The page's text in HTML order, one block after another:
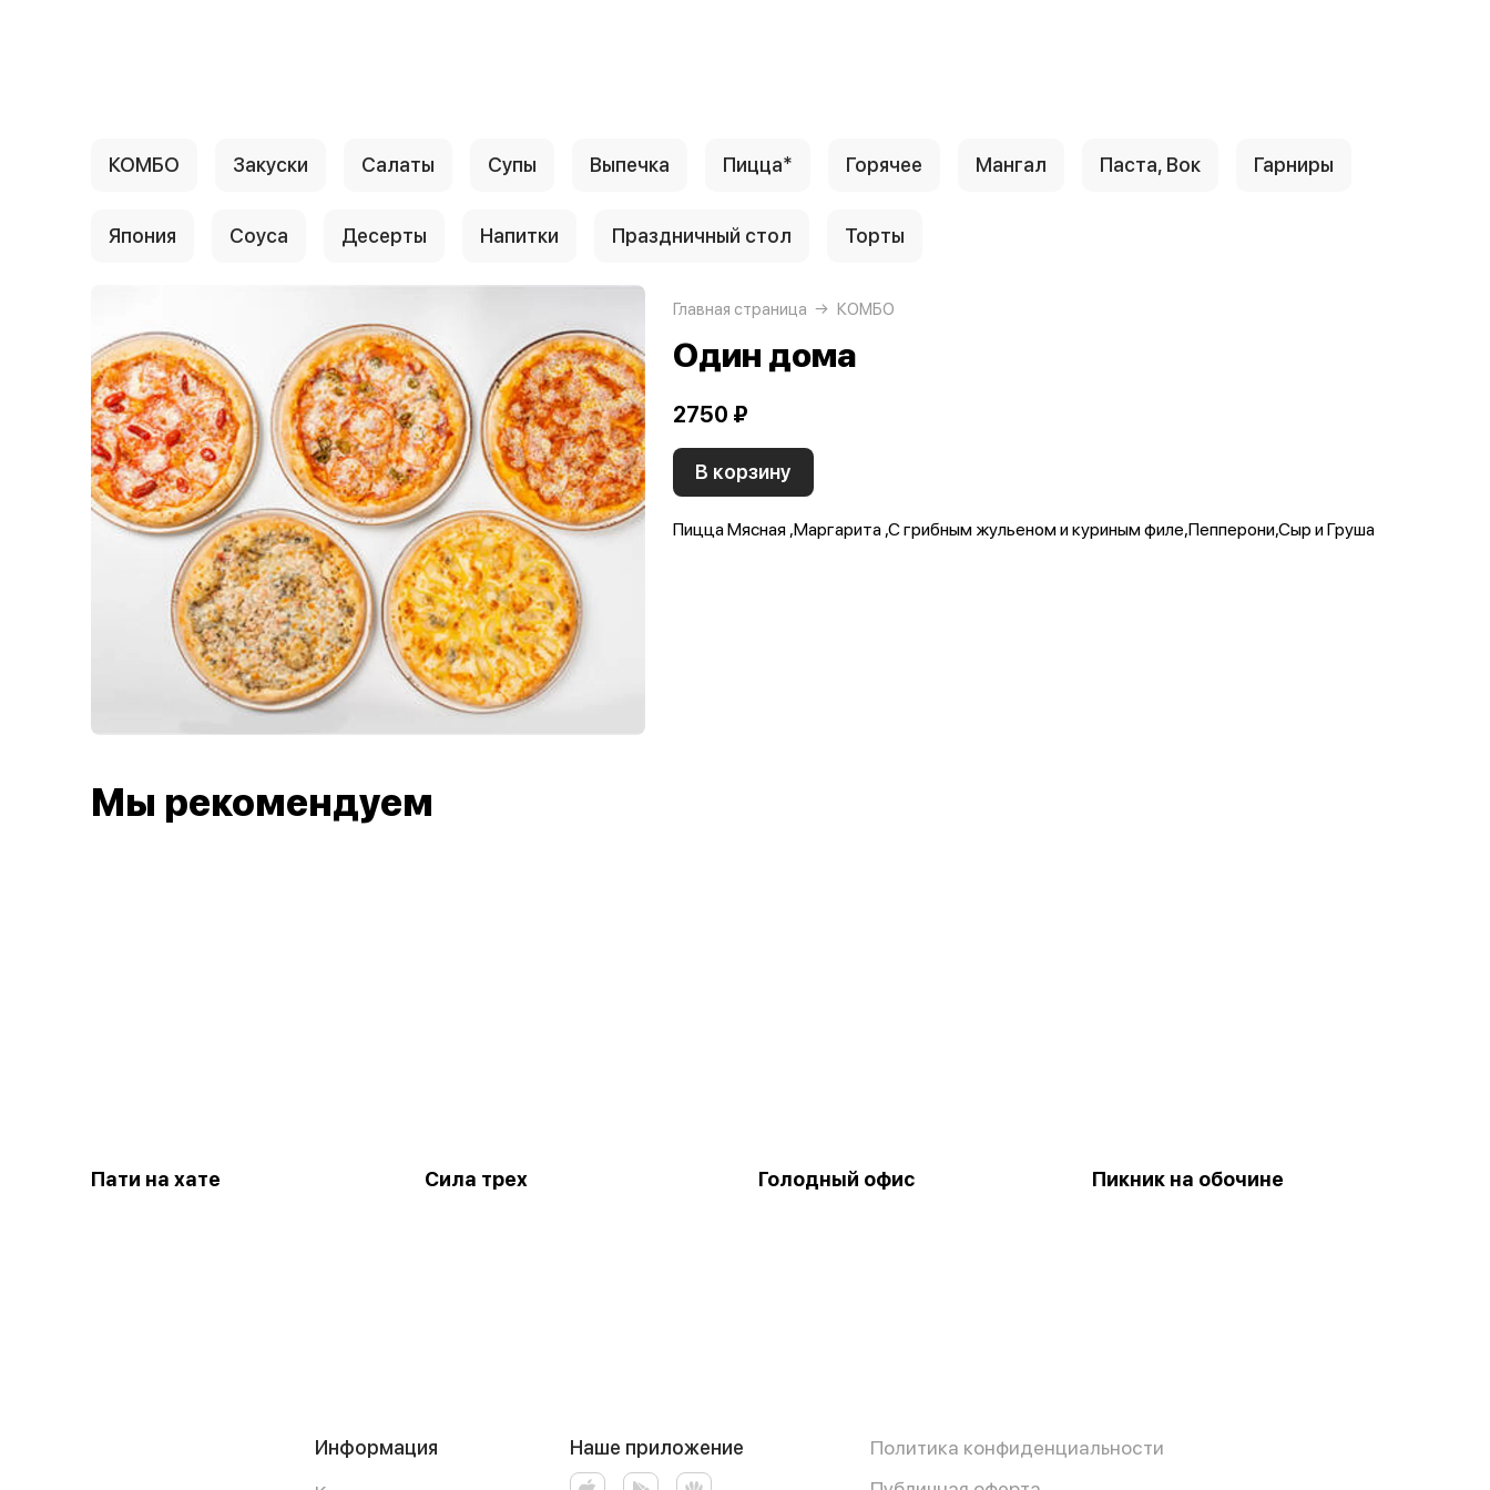
КОМБО Закуски Салаты Супы Выпечка Пицца* Горячее Мангал Паста, Вок Гарниры
Япония Соуса Десерты Напитки Праздничный стол Торты
Главная страница КОМБО
Один дома
2750 ₽
В корзину
Пицца Мясная ,Маргарита ,С грибным жульеном и куриным филе,Пепперони,Сыр и Груша
Мы рекомендуем
Пати на хате Сила трех Голодный офис Пикник на обочине
Информация
Наше приложение
Политика конфиденциальности